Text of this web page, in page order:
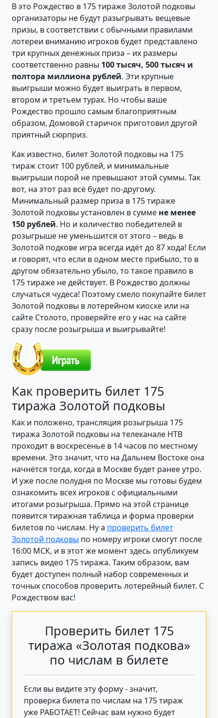
В это Рождество в 175 тираже Золотой подковы
организаторы не будут разыгрывать вещевые
призы, в соответствии с обычными правилами
лотереи вниманию игроков будет представлено
три крупных денежных приза – их размеры
соответственно равны 100 тысяч, 500 тысяч и
полтора миллиона рублей. Эти крупные
выигрыши можно будет выиграть в первом,
втором и третьем турах. Но чтобы ваше
Рождество прошло самым благоприятным
образом, Домовой старичок приготовил другой
приятный сюрприз.
Как известно, билет Золотой подковы на 175
тираж стоит 100 рублей, и минимальные
выигрыши порой не превышают этой суммы. Так
вот, на этот раз всё будет по-другому.
Минимальный размер приза в 175 тираже
Золотой подковы установлен в сумме не менее
150 рублей. Но и количество победителей в
розыгрыше не уменьшится от этого – ведь в
Золотой подкове игра всегда идёт до 87 хода! Если
и говорят, что если в одном месте прибыло, то в
другом обязательно убыло, то такое правило в
175 тираже не действует. В Рождество должны
случаться чудеса! Поэтому смело покупайте билет
Золотой подковы в лотерейном киоске или на
сайте Столото, проверяйте его у нас на сайте
сразу после розыгрыша и выигрывайте!
Как проверить билет 175
тиража Золотой подковы
Как и положено, трансляция розыгрыша 175
тиража Золотой подковы на телеканале НТВ
проходит в воскресенье в 14 часов по местному
времени. Это значит, что на Дальнем Востоке она
начнётся тогда, когда в Москве будет ранее утро.
И уже после полудня по Москве мы готовы будем
ознакомить всех игроков с официальными
итогами розыгрыша. Прямо на этой странице
появится тиражная таблица и форма проверки
билетов по числам. Ну а проверить билет
Золотой подковы по номеру игроки смогут после
16:00 МСК, и в этот же момент здесь опубликуем
запись видео 175 тиража. Таким образом, вам
будет доступен полный набор современных и
точных способов проверить лотерейный билет. С
Рождеством вас!
Проверить билет 175
тиража «Золотая подкова»
по числам в билете
Если вы видите эту форму - значит,
проверка билета по числам на 175 тираж
уже РАБОТАЕТ! Сейчас вам нужно будет